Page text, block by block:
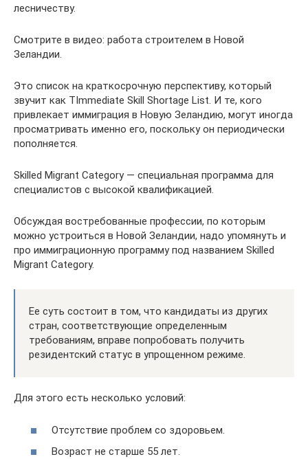
лесничеству.
Смотрите в видео: работа строителем в Новой
Зеландии.
Это список на краткосрочную перспективу, который
звучит как ТImmediate Skill Shortage List. И те, кого
привлекает иммиграция в Новую Зеландию, могут иногда
просматривать именно его, поскольку он периодически
пополняется.
Skilled Migrant Category — специальная программа для
специалистов с высокой квалификацией.
Обсуждая востребованные профессии, по которым
можно устроиться в Новой Зеландии, надо упомянуть и
про иммиграционную программу под названием Skilled
Migrant Category.
Ее суть состоит в том, что кандидаты из других
стран, соответствующие определенным
требованиям, вправе попробовать получить
резидентский статус в упрощенном режиме.
Для этого есть несколько условий:
Отсутствие проблем со здоровьем.
Возраст не старше 55 лет.